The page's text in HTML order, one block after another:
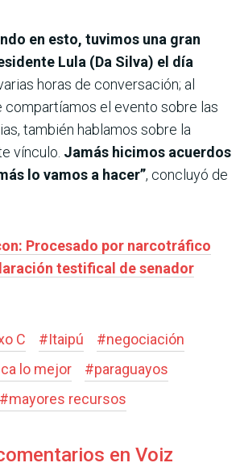
en esto, tuvimos una gran
Lula (Da Silva) el día
horas de conversación; al
el evento sobre las
también hablamos sobre la
vínculo. Jamás hicimos acuerdos
lo vamos a hacer”, concluyó de
Procesado por narcotráfico
testifical de senador
C #Itaipú #negociación
lo mejor #paraguayos
#mayores recursos
en Voiz